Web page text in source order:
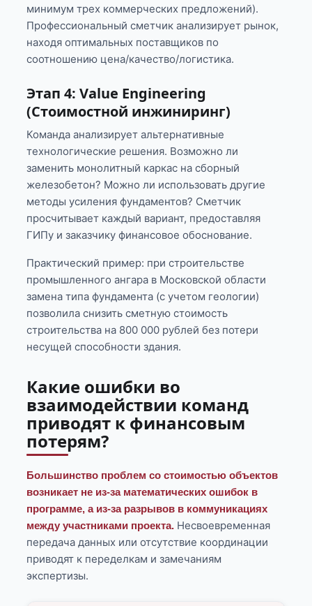
минимум трех коммерческих предложений).
Профессиональный сметчик анализирует рынок,
находя оптимальных поставщиков по
соотношению цена/качество/логистика.
Этап 4: Value Engineering
(Стоимостной инжиниринг)
Команда анализирует альтернативные
технологические решения. Возможно ли
заменить монолитный каркас на сборный
железобетон? Можно ли использовать другие
методы усиления фундаментов? Сметчик
просчитывает каждый вариант, предоставляя
ГИПу и заказчику финансовое обоснование.
Практический пример: при строительстве
промышленного ангара в Московской области
замена типа фундамента (с учетом геологии)
позволила снизить сметную стоимость
строительства на 800 000 рублей без потери
несущей способности здания.
Какие ошибки во
взаимодействии команд
приводят к финансовым
потерям?
Большинство проблем со стоимостью объектов
возникает не из-за математических ошибок в
программе, а из-за разрывов в коммуникациях
между участниками проекта. Несвоевременная
передача данных или отсутствие координации
приводят к переделкам и замечаниям
экспертизы.